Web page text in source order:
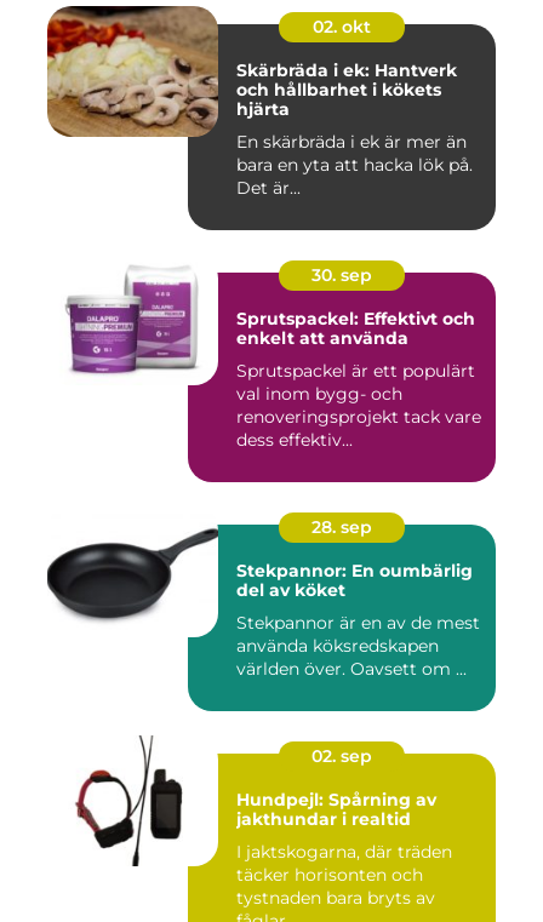
02. okt
Skärbräda i ek: Hantverk
och hållbarhet i kökets
hjärta
En skärbräda i ek är mer än
bara en yta att hacka lök på.
Det är...
30. sep
Sprutspackel: Effektivt och
enkelt att använda
Sprutspackel är ett populärt
val inom bygg- och
renoveringsprojekt tack vare
dess effektiv...
28. sep
Stekpannor: En oumbärlig
del av köket
Stekpannor är en av de mest
använda köksredskapen
världen över. Oavsett om ...
02. sep
Hundpejl: Spårning av
jakthundar i realtid
I jaktskogarna, där träden
täcker horisonten och
tystnaden bara bryts av